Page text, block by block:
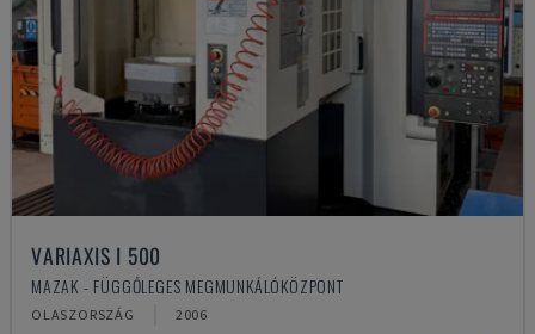
VARIAXIS I 500
MAZAK - FÜGGŐLEGES MEGMUNKÁLÓKÖZPONT
OLASZORSZÁG 2006